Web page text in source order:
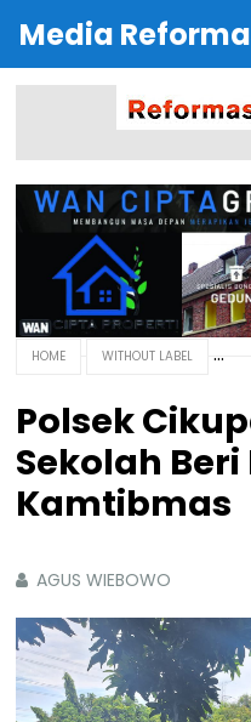
Media
HOME WITHOUT LABEL
Polsek
Sekolah
Kamtibmas
AGUS WIEBOWO